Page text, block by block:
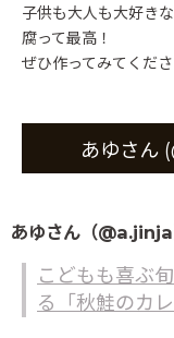
子供も大人も大好き
腐って最高！
ぜひ作ってみてくださ
あゆさん
あゆさん（
こどもも喜ぶ
る「秋鮭のカ